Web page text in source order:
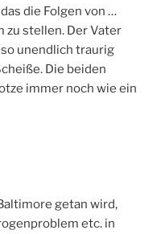
die Folgen von …
zu stellen. Der Vater
unendlich traurig
Die beiden
immer noch wie ein
getan wird,
etc. in